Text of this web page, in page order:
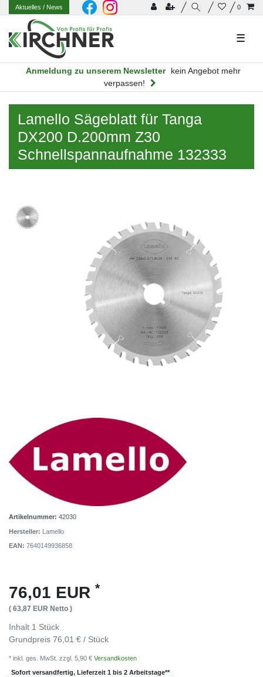
0
Aktuelles/ News
☰
Anmeldung zu unserem Newsletter
kein Angebot mehr
verpassen!
Lamello Sägeblatt für Tanga
DX200 D.200mm Z30
Schnellspannaufnahme 132333
Artikelnummer: 42030
Hersteller: Lamello
EAN: 7640149936858
76,01 EUR *
( 63,87 EUR Netto )
Inhalt 1 Stück
Grundpreis 76,01 € / Stück
* inkl. ges. MwSt. zzgl. 5,90 € Versandkosten
Sofort versandfertig, Lieferzeit 1 bis 2 Arbeitstage**